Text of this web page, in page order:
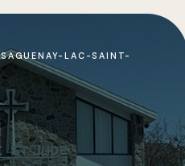
LAC-SAINT-